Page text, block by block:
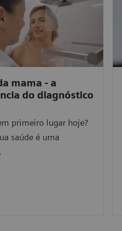
mama - a
do diagnóstico
primeiro lugar hoje?
saúde é uma